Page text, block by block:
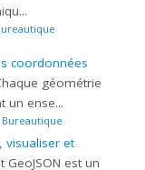
coordonnées
géométrie
un ense...
Bureautique
visualiser et
GeoJSON est un